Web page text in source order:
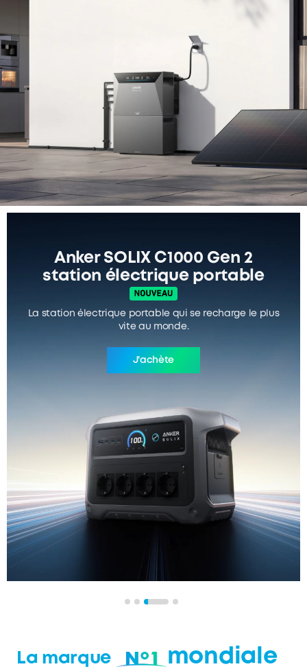
Anker SOLIX C1000 Gen 2
station électrique portable
La station électrique portable qui se recharge le plus
vite au monde.
J'achète
La marque
mondiale